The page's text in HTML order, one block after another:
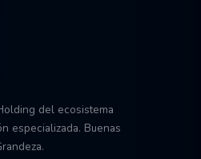
del ecosistema
especializada. Buenas